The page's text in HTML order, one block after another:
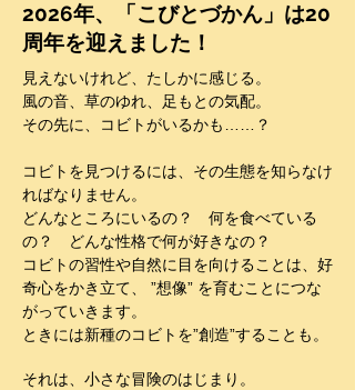
2026年、「こびとづかん」は20
周年を迎えました！
見えないけれど、たしかに感じる。
風の音、草のゆれ、足もとの気配。
その先に、コビトがいるかも……？
コビトを見つけるには、その生態を知らなけ
ればなりません。
どんなところにいるの？ 何を食べている
の？ どんな性格で何が好きなの？
コビトの習性や自然に目を向けることは、好
奇心をかき立て、 ”想像” を育むことにつな
がっていきます。
ときには新種のコビトを”創造”することも。
それは、小さな冒険のはじまり。